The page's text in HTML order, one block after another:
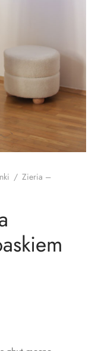
/ Zieria –